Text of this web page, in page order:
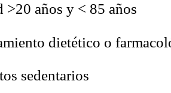
>20 años y < 85 años
dietético o
sedentarios